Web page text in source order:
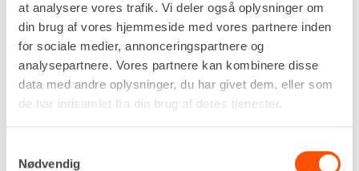
at analysere vores trafik. Vi deler også oplysninger om
din brug af vores hjemmeside med vores partnere inden
for sociale medier, annonceringspartnere og
analysepartnere. Vores partnere kan kombinere disse
data med andre oplysninger, du har givet dem, eller som
de har indsamlet fra din brug af deres tjenester.
Nødvendig